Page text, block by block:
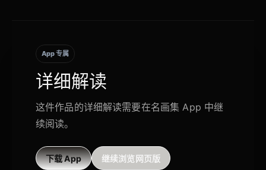
App 专属
详细解读
这件作品的详细解读需要在名画集 App 中继
续阅读。
下载 App 继续浏览网页版